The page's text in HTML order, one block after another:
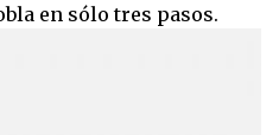
en sólo tres pasos.